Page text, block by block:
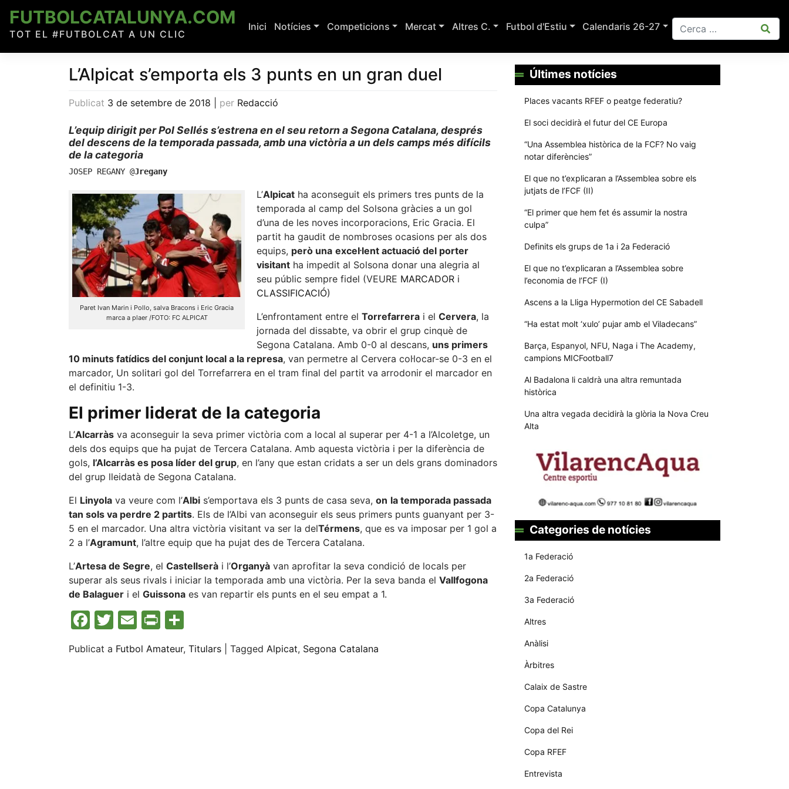
content
FUTBOLCATALUNYA.COM
TOT EL #FUTBOLCAT A UN CLIC
Inici Notícies Competicions Mercat Altres C. Futbol d'Estiu Calendaris 26-27
L’Alpicat s’emporta els 3 punts en un gran duel
Publicat 3 de setembre de 2018 per Redacció
L’equip dirigit per Pol Sellés s’estrena en el seu retorn a Segona Catalana, després
del descens de la temporada passada, amb una victòria a un dels camps més difícils
de la categoria
JOSEP REGANY @Jregany
Paret Ivan Marin i Pollo, salva Bracons i Eric Gracia
marca a plaer /FOTO: FC ALPICAT
L’Alpicat ha aconseguit els primers tres punts de la
temporada al camp del Solsona gràcies a un gol
d’una de les noves incorporacions, Eric Gracia. El
partit ha gaudit de nombroses ocasions per als dos
equips, però una excel·lent actuació del porter
visitant ha impedit al Solsona donar una alegria al
seu públic sempre fidel (VEURE MARCADOR i
CLASSIFICACIÓ)
L’enfrontament entre el Torrefarrera i el Cervera, la
jornada del dissabte, va obrir el grup cinquè de
Segona Catalana. Amb 0-0 al descans, uns primers
10 minuts fatídics del conjunt local a la represa, van permetre al Cervera col·locar-se 0-3 en el
marcador, Un solitari gol del Torrefarrera en el tram final del partit va arrodonir el marcador en
el definitiu 1-3.
El primer liderat de la categoria
L’Alcarràs va aconseguir la seva primer victòria com a local al superar per 4-1 a l’Alcoletge, un
dels dos equips que ha pujat de Tercera Catalana. Amb aquesta victòria i per la diferència de
gols, l’Alcarràs es posa líder del grup, en l’any que estan cridats a ser un dels grans dominadors
del grup lleidatà de Segona Catalana.
El Linyola va veure com l’Albi s’emportava els 3 punts de casa seva, on la temporada passada
tan sols va perdre 2 partits. Els de l’Albi van aconseguir els seus primers punts guanyant per 3-
5 en el marcador. Una altra victòria visitant va ser la delTérmens, que es va imposar per 1 gol a
2 a l’Agramunt, l’altre equip que ha pujat des de Tercera Catalana.
L’Artesa de Segre, el Castellserà i l’Organyà van aprofitar la seva condició de locals per
superar als seus rivals i iniciar la temporada amb una victòria. Per la seva banda el Vallfogona
de Balaguer i el Guissona es van repartir els punts en el seu empat a 1.
Facebook
Twitter
Email
Print
Publicat a Futbol Amateur, Titulars Tagged Alpicat, Segona Catalana
Últimes notícies
Places vacants RFEF o peatge federatiu?
El soci decidirà el futur del CE Europa
“Una Assemblea històrica de la FCF? No vaig
notar diferències”
El que no t’explicaran a l’Assemblea sobre els
jutjats de l’FCF (II)
“El primer que hem fet és assumir la nostra
culpa”
Definits els grups de 1a i 2a Federació
El que no t’explicaran a l’Assemblea sobre
l’economia de l’FCF (I)
Ascens a la Lliga Hypermotion del CE Sabadell
“Ha estat molt ‘xulo’ pujar amb el Viladecans”
Barça, Espanyol, NFU, Naga i The Academy,
campions MICFootball7
Al Badalona li caldrà una altra remuntada
històrica
Una altra vegada decidirà la glòria la Nova Creu
Alta
Categories de notícies
1a Federació
2a Federació
3a Federació
Altres
Anàlisi
Àrbitres
Calaix de Sastre
Copa Catalunya
Copa del Rei
Copa RFEF
Entrevista
Aquestes
cookies no
són
opcionals,
per al
funcionament
tècnic de la
web.
Estadístiques
Recopilem